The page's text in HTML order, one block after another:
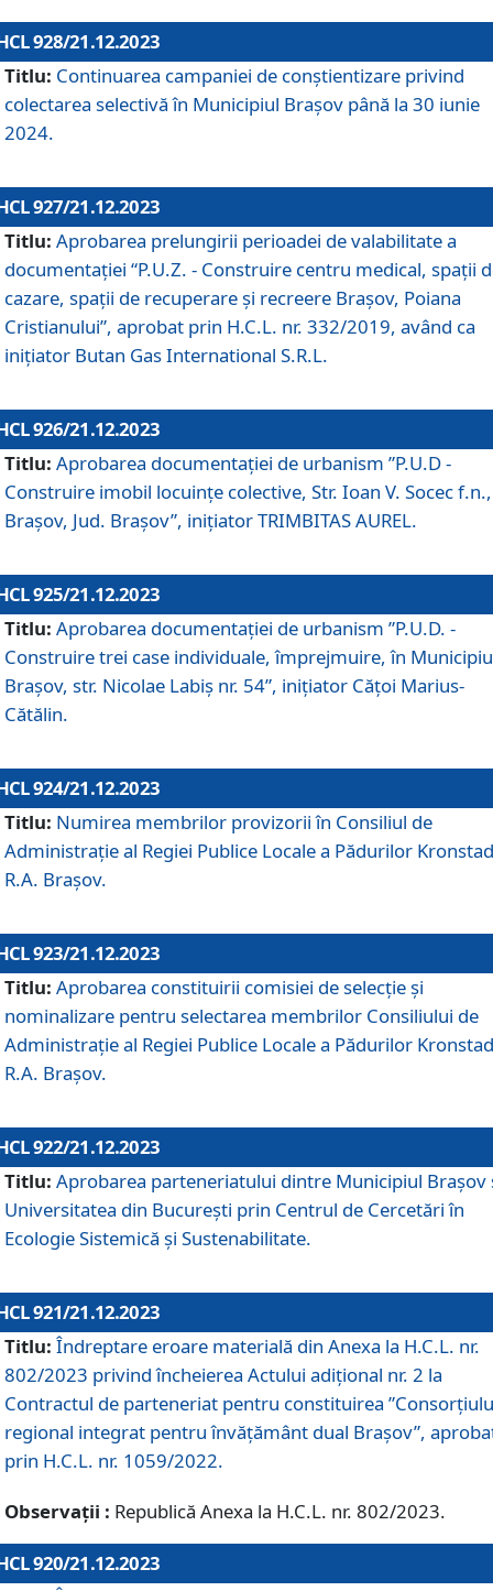
928/21.12.2023
Titlu: Continuarea campaniei de conștientizare privind
colectarea selectivă în Municipiul Braşov până la 30 iunie
2024.
927/21.12.2023
Titlu: Aprobarea prelungirii perioadei de valabilitate a
documentaţiei “P.U.Z. - Construire centru medical, spații
cazare, spații de recuperare și recreere Brașov, Poiana
Cristianului”, aprobat prin H.C.L. nr. 332/2019, având ca
inițiator Butan Gas International S.R.L.
926/21.12.2023
Titlu: Aprobarea documentaţiei de urbanism ”P.U.D -
Construire imobil locuințe colective, Str. Ioan V. Socec f.n.,
Brașov, Jud. Brașov”, inițiator TRIMBITAS AUREL.
925/21.12.2023
Titlu: Aprobarea documentaţiei de urbanism ”P.U.D. -
Construire trei case individuale, împrejmuire, în
Brașov, str. Nicolae Labiș nr. 54”, inițiator Cățoi Marius-
Cătălin.
924/21.12.2023
Titlu: Numirea membrilor provizorii în Consiliul de
Administraţie al Regiei Publice Locale a Pădurilor
R.A. Brașov.
923/21.12.2023
Titlu: Aprobarea constituirii comisiei de selecție și
nominalizare pentru selectarea membrilor Consiliului de
Administrație al Regiei Publice Locale a Pădurilor
R.A. Brașov.
922/21.12.2023
Titlu: Aprobarea parteneriatului dintre Municipiul Brașov
Universitatea din București prin Centrul de Cercetări în
Ecologie Sistemică și Sustenabilitate.
921/21.12.2023
Titlu: Îndreptare eroare materială din Anexa la H.C.L. nr.
802/2023 privind încheierea Actului adițional nr. 2 la
Contractul de parteneriat pentru constituirea
regional integrat pentru învățământ dual Brașov”,
prin H.C.L. nr. 1059/2022.
Observații : Republică Anexa la H.C.L. nr. 802/2023.
920/21.12.2023